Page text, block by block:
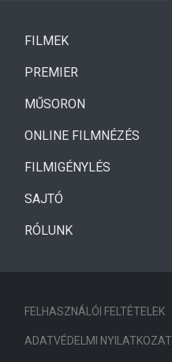
FILMEK(CURRENT)
PREMIER
MŰSORON
ONLINE FILMNÉZÉS
FILMIGÉNYLÉS
SAJTÓ
RÓLUNK
FELHASZNÁLÓI FELTÉTELEK
ADATVÉDELMI NYILATKOZAT